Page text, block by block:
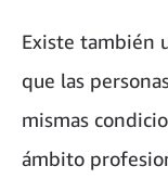
Existe también
que las
mismas
ámbito